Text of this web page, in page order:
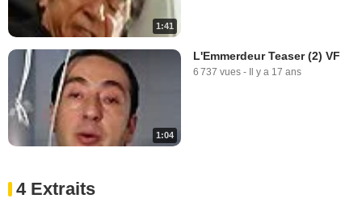
1:41
1:04
L'Emmerdeur Teaser (2) VF
6 737 vues - Il y a 17 ans
4 Extraits